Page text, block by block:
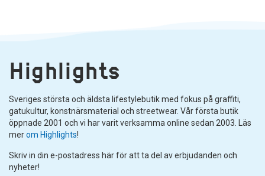
Highlights
Sveriges största och äldsta lifestylebutik med fokus på graffiti,
gatukultur, konstnärsmaterial och streetwear. Vår första butik
öppnade 2001 och vi har varit verksamma online sedan 2003. Läs
merom Highlights!
Skriv in din e-postadress här för att ta del av erbjudanden och
nyheter!